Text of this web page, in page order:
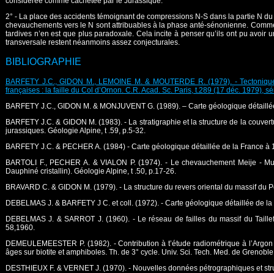
2° - La place des accidents témoignant de compressions N-S dans la partie N
chevauchements vers le N sont attribuables à la phase anté-sénonienne.
tardives n’en est que plus paradoxale. Cela incite à penser qu’ils ont pu
transversale restent néanmoins assez conjecturales.
BIBLIOGRAPHIE
BARFETY J.C., GlDON M., LEMOINE M. & MOUTERDE R. (1979). -
françaises : la faille du Col d’Ornon. C.R. Acad. Sc. Paris, t.289 (17 déc. 1979),
BARFETY J.C., GIDON M. & MONJUVENT G. (1989). – Carte géologique
BARFETY J.C. & GIDON M. (1983). - La stratigraphie et la structure de la
jurassiques. Géologie Alpine, t .59, p.5-32.
BARFETY J.C. & PECHER A. (1984) - Carte géologique détaillée de la France
BARTOLI F., PECHER A. & VIALON P. (1974). - Le chevauchement Meije -
Dauphiné cristallin). Géologie Alpine, t .50, p.17-26.
BRAVARD C. & GIDON M. (1979). - La structure du revers oriental du massif
DEBELMAS J. & BARFETY J C. et coll. (1972). - Carte géologique détaillée de
DEBELMAS J. & SARROT J. (1960). - Le réseau de failles du massif du
58,1960.
DEMEULEMEESTER P. (1982). - Contribution à t’étude radiométrique à
âges sur biotite et amphiboles. Th. de 3° cycle. Univ. Sci. Tech. Med. de
DESTHIEUX F. & VERNET J. (1970). - Nouvelles données pétrographiques et